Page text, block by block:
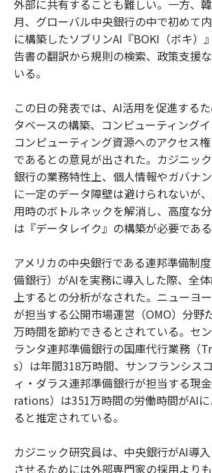
外部に共有することも難しい。一方、
月、グローバル中央銀行の中で初めて
に構築したソブリンAI『BOKI（ボキ）
告書の翻訳から規則の検索、政策支援
いる。
この日の発表では、AI活用を促進する
タベースの構築、コンピューティングイ
コンピューティング資源へのアクセス
であるとの意見が出された。カジニッ
銀行の業務特性上、個人情報やガバナ
に一定のデータ障壁は避けられないが
用時のボトルネックを解消し、高度な
は『データレイク』の構築が必要である
アメリカの中央銀行である連邦準備制
備銀行）がAIを実務に導入した際、全
上するとの分析がなされた。ニューヨ
が担当する公開市場運営（OMO）分野
万時間を節約できるとされている。セ
ランタ連邦準備銀行の国庫代行業務（
s）は年間318万時間、サンフランシス
ィ・ダラス連邦準備銀行が担当する現
rations）は351万時間の労働時間がAI
ると推定されている。
カジニック研究員は、中央銀行がAI導
させるためには外部専門家の採用より